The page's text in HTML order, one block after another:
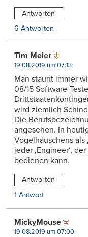
Antworten
6 Antworten
Tim Meier
19.08.2019 um 07:13
Man staunt immer
08/15 Software-
wird ziemlich
Die
angesehen. In
Vogelhäuschens als
jeder ‚Engineer‘,
bedienen kann.
Antworten
1 Antwort
MickyMouse
19.08.2019 um 07:00